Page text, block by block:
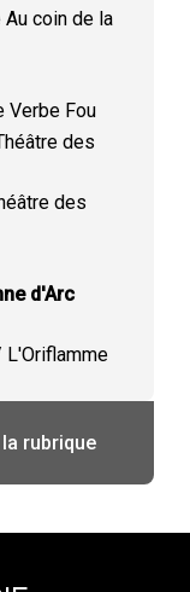
coin de la
Verbe Fou
des
des
d'Arc
L'Oriflamme
rubrique